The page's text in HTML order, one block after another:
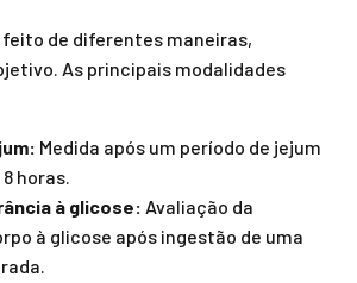
feito de diferentes maneiras,
As principais modalidades
Medida após um período de jejum
horas.
à glicose: Avaliação da
à glicose após ingestão de uma